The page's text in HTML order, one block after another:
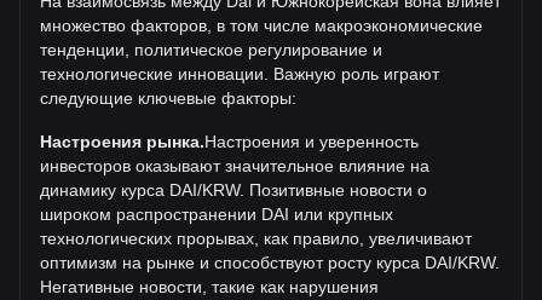
составляет ₩5,214.12. Еще неизвестно, превысит ли
стоимость 1 DAI в KRW текущий исторический максимум.
Какова динамика цен в KRW?
За последние 7 дней обменный курс Dai (DAI) снизился
на 0.01%. За последний месяц обменный курс Dai (DAI)
Южнокорейская вона (KRW).
множество факторов, в том числе макроэкономические
тенденции, политическое регулирование и
технологические инновации. Важную роль играют
следующие ключевые факторы:
Настроения рынка.Настроения и уверенность
инвесторов оказывают значительное влияние на
динамику курса DAI/KRW. Позитивные новости о
широком распространении DAI или крупных
технологических прорывах, как правило, увеличивают
оптимизм на рынке и способствуют росту курса DAI/KRW.
Негативные новости, такие как нарушения